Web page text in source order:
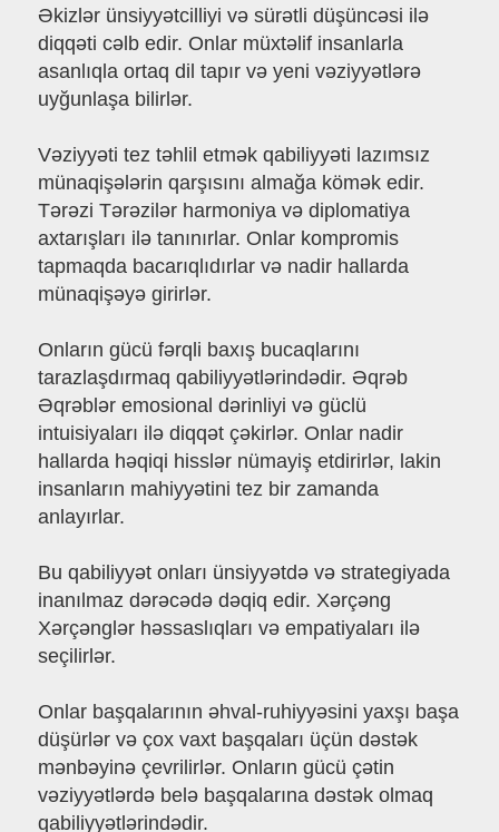
Əkizlər ünsiyyətcilliyi və sürətli düşüncəsi ilə
diqqəti cəlb edir. Onlar müxtəlif insanlarla
asanlıqla ortaq dil tapır və yeni vəziyyətlərə
uyğunlaşa bilirlər.
Vəziyyəti tez təhlil etmək qabiliyyəti lazımsız
münaqişələrin qarşısını almağa kömək edir.
Tərəzi Tərəzilər harmoniya və diplomatiya
axtarışları ilə tanınırlar. Onlar kompromis
tapmaqda bacarıqlıdırlar və nadir hallarda
münaqişəyə girirlər.
Onların gücü fərqli baxış bucaqlarını
tarazlaşdırmaq qabiliyyətlərindədir. Əqrəb
Əqrəblər emosional dərinliyi və güclü
intuisiyaları ilə diqqət çəkirlər. Onlar nadir
hallarda həqiqi hisslər nümayiş etdirirlər, lakin
insanların mahiyyətini tez bir zamanda
anlayırlar.
Bu qabiliyyət onları ünsiyyətdə və strategiyada
inanılmaz dərəcədə dəqiq edir. Xərçəng
Xərçənglər həssaslıqları və empatiyaları ilə
seçilirlər.
Onlar başqalarının əhval-ruhiyyəsini yaxşı başa
düşürlər və çox vaxt başqaları üçün dəstək
mənbəyinə çevrilirlər. Onların gücü çətin
vəziyyətlərdə belə başqalarına dəstək olmaq
qabiliyyətlərindədir.